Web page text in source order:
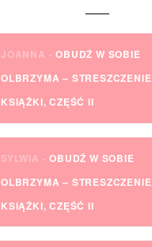
JOANNA -OBUDŹ W SOBIE
OLBRZYMA – STRESZCZENIE
KSIĄŻKI, CZĘŚĆ II
SYLWIA -OBUDŹ W SOBIE
OLBRZYMA – STRESZCZENIE
KSIĄŻKI, CZĘŚĆ II